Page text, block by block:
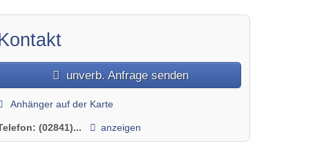
unverb. Anfrage senden
Anhänger auf der Karte
(02841)... anzeigen